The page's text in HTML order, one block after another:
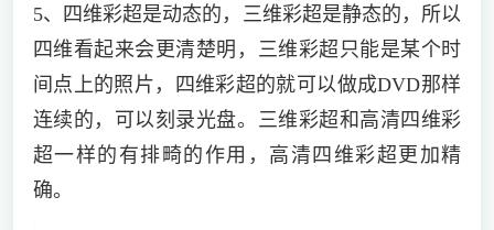
5、四维彩超是动态的，三维彩超是静态的，所以
四维看起来会更清楚明，三维彩超只能是某个时
间点上的照片，四维彩超的就可以做成DVD那样
连续的，可以刻录光盘。三维彩超和高清四维彩
超一样的有排畸的作用，高清四维彩超更加精
确。